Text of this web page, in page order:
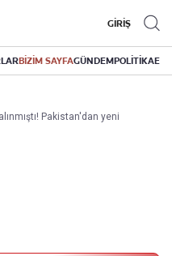
GİRİŞ
BİZİM SAYFAGÜNDEMPOLİTİKA
Pakistan'dan yeni